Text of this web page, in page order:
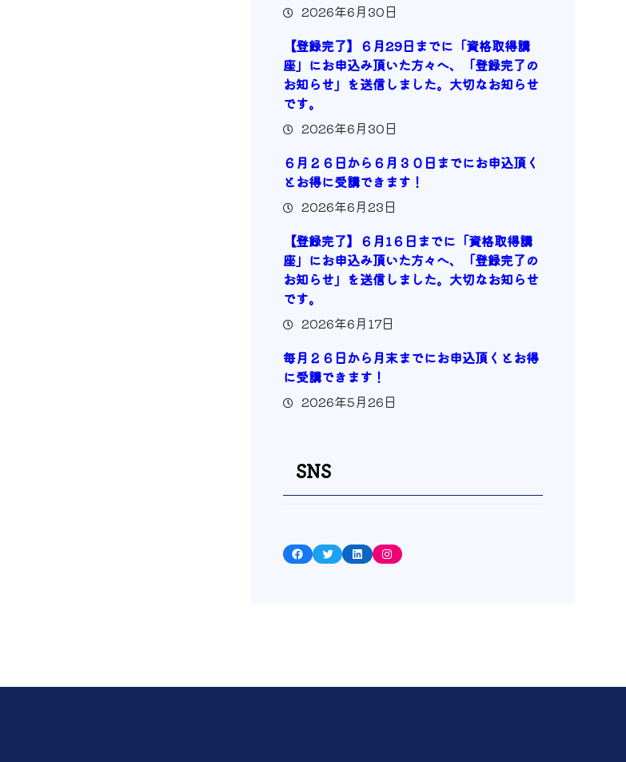
2026年6月30日
【登録完了】６月29日までに「資格取得講
座」にお申込み頂いた方々へ、「登録完了の
お知らせ」を送信しました。大切なお知らせ
です。
2026年6月30日
６月２６日から６月３０日までにお申込頂く
とお得に受講できます！
2026年6月23日
【登録完了】６月1６日までに「資格取得講
座」にお申込み頂いた方々へ、「登録完了の
お知らせ」を送信しました。大切なお知らせ
です。
2026年6月17日
毎月２６日から月末までにお申込頂くとお得
に受講できます！
2026年5月26日
SNS
Facebook Twitter LinkedIn Instagram